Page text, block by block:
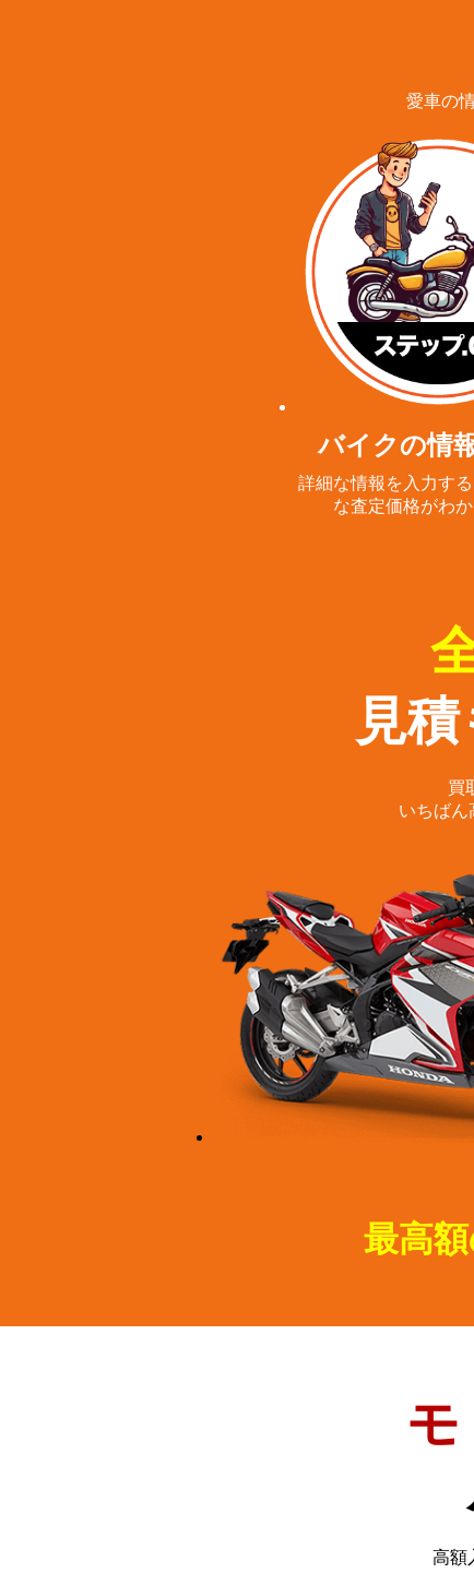
愛車の
バイクの情
詳細な情報を入力する
な査定価格がわか
見
買
いちばん
最高
高額